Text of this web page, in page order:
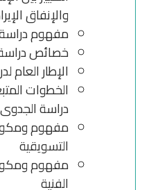
والإنفاق
مفهوم
خصائص
الإطار العام
الخطوات
دراسة الجدوى
مفهوم
التسويقية
مفهوم
الفنية